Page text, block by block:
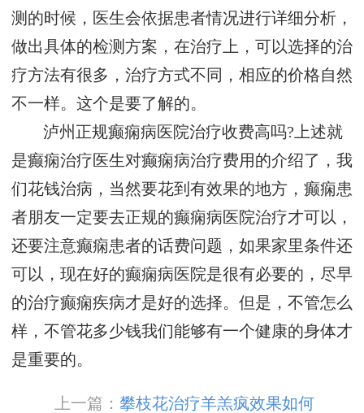
测的时候，医生会依据患者情况进行详细分析，
做出具体的检测方案，在治疗上，可以选择的治
疗方法有很多，治疗方式不同，相应的价格自然
不一样。这个是要了解的。
泸州正规癫痫病医院治疗收费高吗?上述就
是癫痫治疗医生对癫痫病治疗费用的介绍了，我
们花钱治病，当然要花到有效果的地方，癫痫患
者朋友一定要去正规的癫痫病医院治疗才可以，
还要注意癫痫患者的话费问题，如果家里条件还
可以，现在好的癫痫病医院是很有必要的，尽早
的治疗癫痫疾病才是好的选择。但是，不管怎么
样，不管花多少钱我们能够有一个健康的身体才
是重要的。
上一篇：攀枝花治疗羊羔疯效果如何